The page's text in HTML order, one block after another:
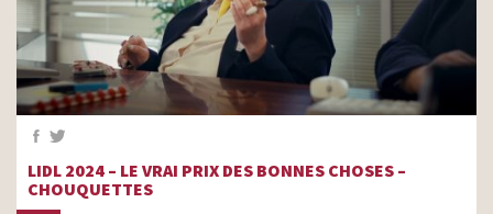
LIDL 2024 – LE VRAI PRIX DES BONNES CHOSES –
CHOUQUETTES